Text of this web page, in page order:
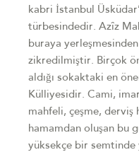
kabri İstanbul
türbesindedir. Azîz
buraya
zikredilmiştir. Birçok
aldığı sokaktaki en
Külliyesidir. Cami,
mahfeli, çeşme, derviş
hamamdan oluşan bu
yüksekçe bir semtinde